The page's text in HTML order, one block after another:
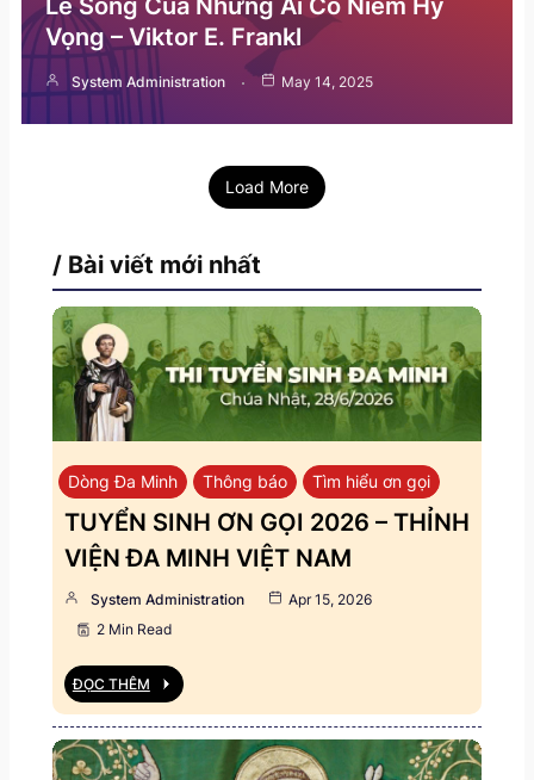
Vọng – Viktor E. Frankl
System Administration May 14, 2025
Load More
/ Bài viết mới nhất
Dòng Đa Minh Thông báo Tìm hiểu ơn gọi
TUYỂN SINH ƠN GỌI 2026 – THỈNH
VIỆN ĐA MINH VIỆT NAM
System Administration
Apr 15, 2026
2 Min Read
ĐỌC THÊM